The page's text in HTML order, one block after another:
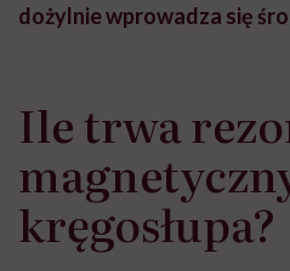
dożylnie wprowadza się
Ile trwa
kręgosłupa?